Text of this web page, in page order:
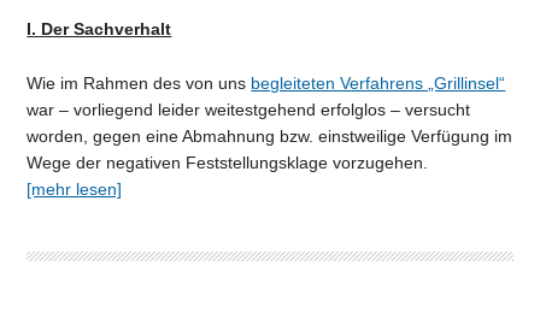
I. Der Sachverhalt
Wie im Rahmen des von uns begleiteten Verfahrens „Grillinsel“
war – vorliegend leider weitestgehend erfolglos – versucht
worden, gegen eine Abmahnung bzw. einstweilige Verfügung im
Wege der negativen Feststellungsklage vorzugehen.
[mehr lesen]